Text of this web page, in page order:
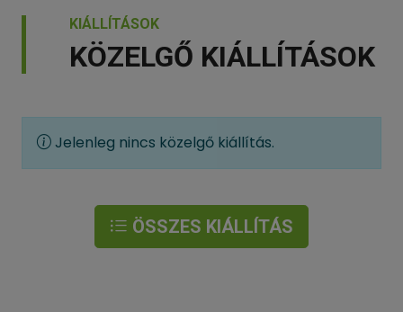
KIÁLLÍTÁSOK
KÖZELGŐ KIÁLLÍTÁSOK
Jelenleg nincs közelgő kiállítás.
ÖSSZES KIÁLLÍTÁS